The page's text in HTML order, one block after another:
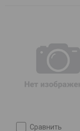
сравнить